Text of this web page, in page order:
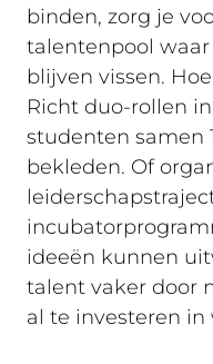
binden, zorg je
talentenpool
blijven vissen.
Richt duo-rollen
studenten samen
bekleden. Of
ideeën kunnen
talent vaker door
al te investeren in